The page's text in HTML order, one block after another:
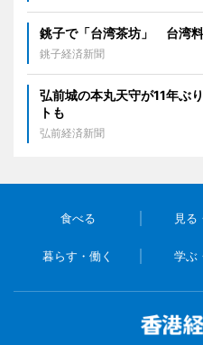
銚子で「台湾茶坊」 台湾
銚子経済新聞
弘前城の本丸天守が11年ぶ
トも
弘前経済新聞
食べる 見る
暮らす・働く 学ぶ